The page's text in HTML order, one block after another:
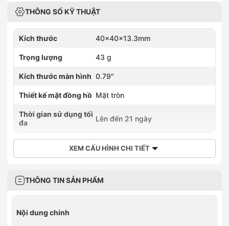
THÔNG SỐ KỸ THUẬT
Kích thước 40x40x13.3mm
Trọng lượng 43 g
Kích thước màn hình 0.79"
Thiết kế mặt đồng hồ Mặt tròn
Thời gian sử dụng tối
đa
Lên đến 21 ngày
XEM CẤU HÌNH CHI TIẾT
THÔNG TIN SẢN PHẨM
Nội dung chính